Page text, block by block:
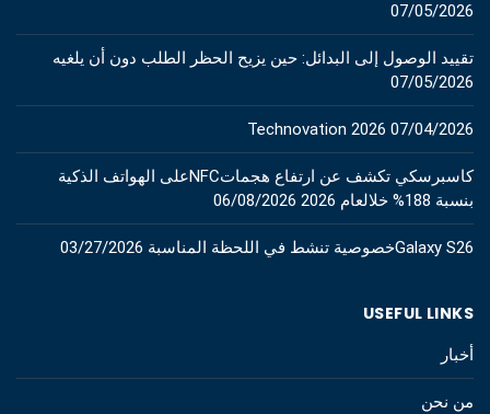
07/05/2026
تقييد الوصول إلى البدائل: حين يزيح الحظر الطلب دون أن يلغيه
07/05/2026
Technovation 2026 07/04/2026
كاسبرسكي تكشف عن ارتفاع هجماتNFCعلى الهواتف الذكية
بنسبة 188% خلالعام 2026
06/08/2026
Galaxy S26خصوصية تنشط في اللحظة المناسبة 03/27/2026
USEFUL LINKS
أخبار
من نحن